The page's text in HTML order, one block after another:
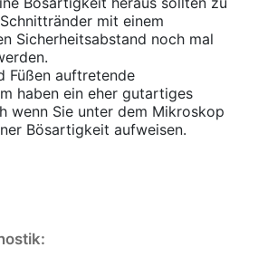
mit einem
Sicherheitsabstand noch mal
Füßen auftretende
haben ein eher gutartiges
wenn Sie unter dem Mikroskop
Bösartigkeit aufweisen.